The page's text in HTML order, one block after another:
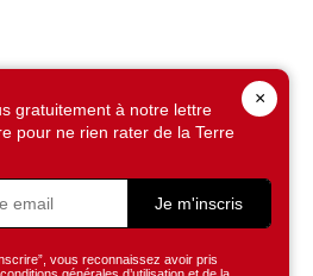
à la boutique
×
gratuitement à notre lettre
pour ne rien rater de la Terre
Je m'inscris
vous reconnaissez avoir pris